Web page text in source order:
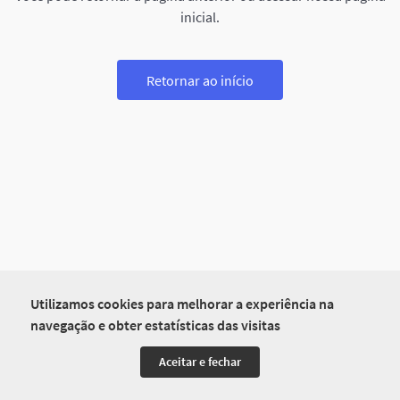
Utilizamos cookies para melhorar a experiência na
navegação e obter estatísticas das visitas
Aceitar e fechar
inicial.
Retornar ao início